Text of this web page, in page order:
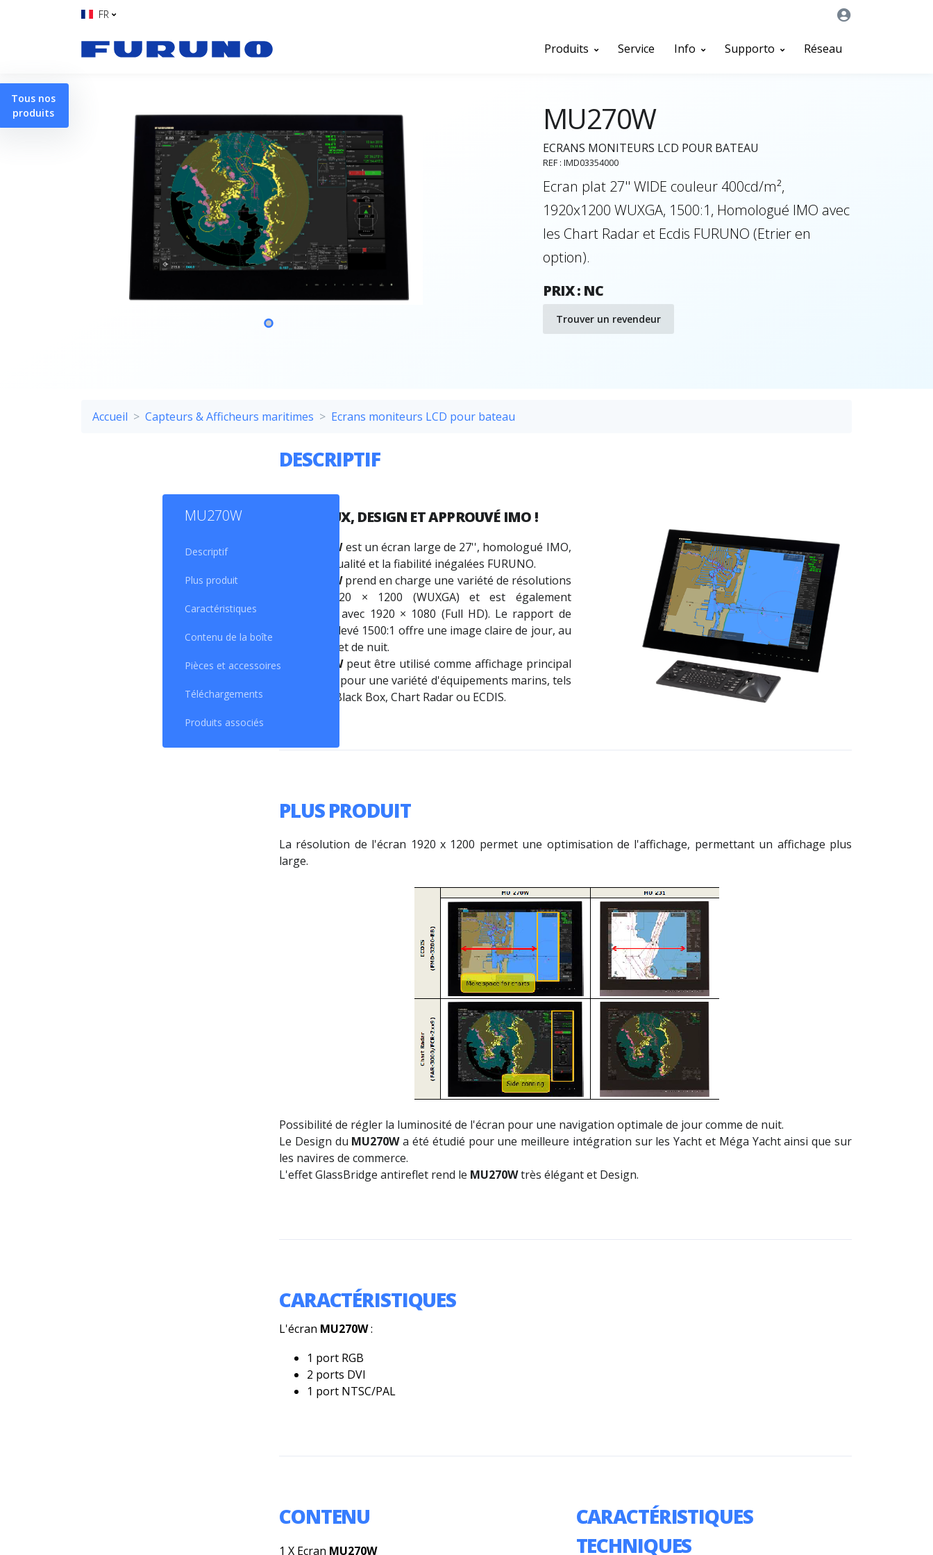
FR
Produits Service Info Supporto Réseau
MU270W
ECRANS MONITEURS LCD POUR BATEAU
REF : IMD03354000
Ecran plat 27'' WIDE couleur 400cd/m²,
1920x1200 WUXGA, 1500:1, Homologué IMO avec
les Chart Radar et Ecdis FURUNO (Etrier en
option).
PRIX : NC
Trouver un revendeur
Accueil Capteurs & Afficheurs maritimes Ecrans moniteurs LCD pour bateau
MU270W
Descriptif
Plus produit
Caractéristiques
Contenu de la boîte
Pièces et accessoires
Téléchargements
Produits associés
DESCRIPTIF
LUMINEUX, DESIGN ET APPROUVÉ IMO !
MU270West un écran large de 27'', homologué IMO,
offrant la qualité et la fiabilité inégalées FURUNO.
MU270Wprend en charge une variété de résolutions
jusqu'à 1920 × 1200 (WUXGA) et est également
compatible avec 1920 × 1080 (Full HD). Le rapport de
contraste élevé 1500:1 offre une image claire de jour, au
crépuscule et de nuit.
Le
MU270Wpeut être utilisé comme affichage principal
ou déporté pour une variété d'équipements marins, tels
que Radar Black Box, Chart Radar ou ECDIS.
PLUS PRODUIT
La résolution de l'écran 1920 x 1200 permet une optimisation de l'affichage, permettant un affichage plus
large.
Possibilité de régler la luminosité de l'écran pour une navigation optimale de jour comme de nuit.
Le Design du MU270Wa été étudié pour une meilleure intégration sur les Yacht et Méga Yacht ainsi que sur
les navires de commerce.
L'effet GlassBridge antireflet rend le MU270Wtrès élégant et Design.
CARACTÉRISTIQUES
L'écran MU270W:
1 port RGB
2 ports DVI
1 port NTSC/PAL
CONTENU
1 X Ecran MU270W
CARACTÉRISTIQUES
TECHNIQUES
Tous nos
produits